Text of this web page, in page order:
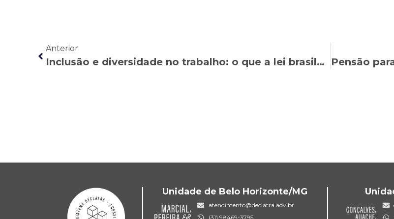
Anterior
Inclusão e diversidade no trabalho: o que a lei brasileira garante a todos os trabalhadores
Unidade de Belo Horizonte/MG
atendimento@declatra.adv.br
(31) 98469-3795